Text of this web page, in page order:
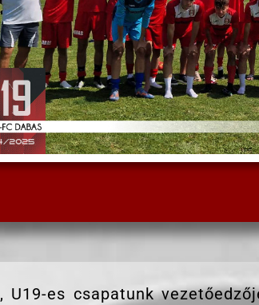
, U19-es csapatunk